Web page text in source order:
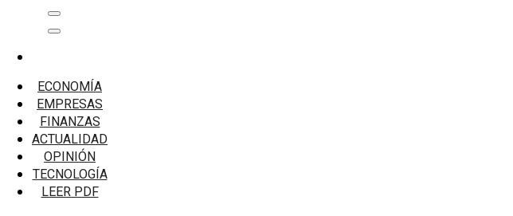
Menú
principal
ECONOMÍA
EMPRESAS
FINANZAS
ACTUALIDAD
OPINIÓN
TECNOLOGÍA
LEER PDF
ProInversión
Mesa Técnica para potenciar la logística del comercio exterior